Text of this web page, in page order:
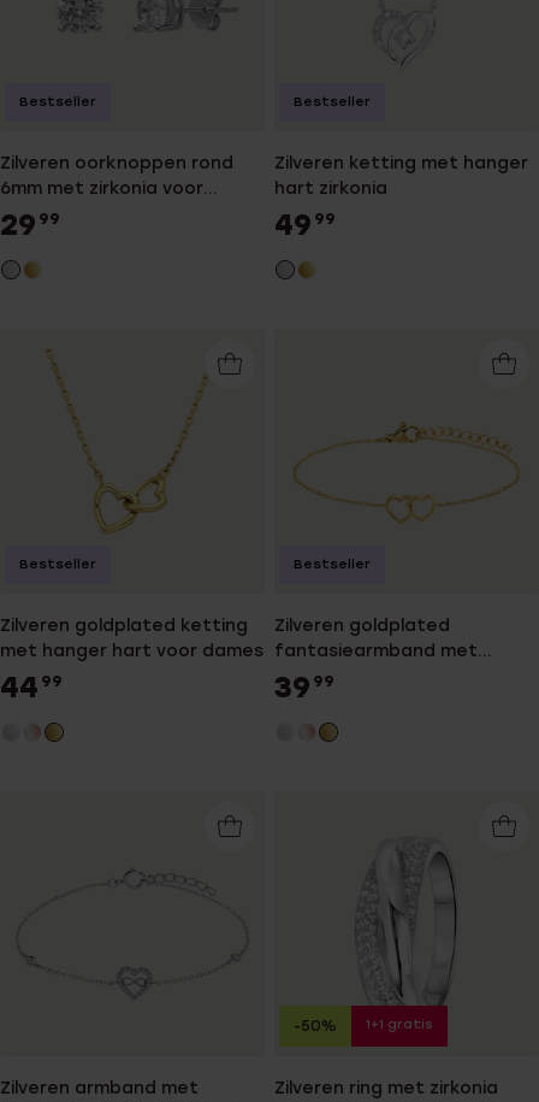
Zilveren oorknoppen rond
6mm met zirkonia voor
dames
29 99
Bestseller
Zilveren ketting met hanger
hart zirkonia
49 99
Bestseller
Zilveren goldplated ketting
met hanger hart voor dames
44 99
Bestseller
Zilveren goldplated
fantasiearmband met
hanger hart voor dames
39 99
Bestseller
Zilveren armband met
Zilveren ring met zirkonia
-50% 1+1 gratis